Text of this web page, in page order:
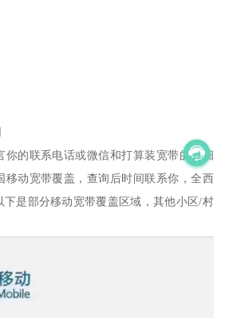
你的联系电话或微信和打算装宽带的详细
移动宽带覆盖，查询后时间联系你，全西
是部分移动宽带覆盖区域，其他小区/村